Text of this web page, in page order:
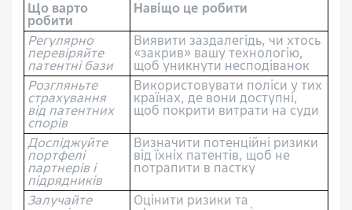
Що варто
робити
Навіщо це робити
Регулярно
перевіряйте
патентні бази
Виявити заздалегідь, чи хтось
«закрив» вашу технологію,
щоб уникнути несподіванок
Розгляньте
страхування
від патентних
спорів
Використовувати поліси у тих
країнах, де вони доступні,
щоб покрити витрати на суди
Досліджуйте
портфелі
партнерів і
підрядників
Визначити потенційні ризики
від їхніх патентів, щоб не
потрапити в пастку
Залучайте
Оцінити ризики та